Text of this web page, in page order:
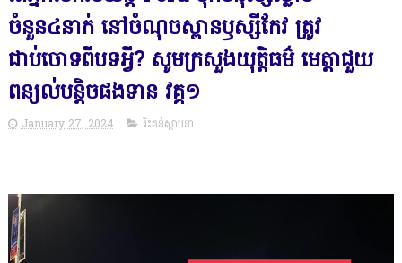
ចំនួន៤នាក់ នៅចំណុចស្ពានឫស្សីកែវ ត្រូវ
ជាប់ចោទពីបទអ្វី? សូមក្រសួងយុត្តិធម៌ មេត្តាជួយ
ពន្យល់បន្តិចផងទាន វគ្គ១
January 27, 2024 រិះគន់ស្ថាបនា